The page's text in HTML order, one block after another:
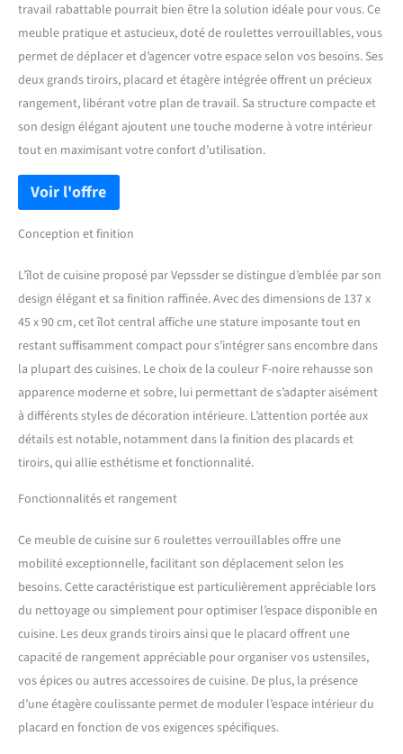
travail rabattable pourrait bien être la solution idéale pour vous. Ce
meuble pratique et astucieux, doté de roulettes verrouillables, vous
permet de déplacer et d’agencer votre espace selon vos besoins. Ses
deux grands tiroirs, placard et étagère intégrée offrent un précieux
rangement, libérant votre plan de travail. Sa structure compacte et
son design élégant ajoutent une touche moderne à votre intérieur
tout en maximisant votre confort d’utilisation.
Conception et finition
L’îlot de cuisine proposé par Vepssder se distingue d’emblée par son
design élégant et sa finition raffinée. Avec des dimensions de 137 x
45 x 90 cm, cet îlot central affiche une stature imposante tout en
restant suffisamment compact pour s’intégrer sans encombre dans
la plupart des cuisines. Le choix de la couleur F-noire rehausse son
apparence moderne et sobre, lui permettant de s’adapter aisément
à différents styles de décoration intérieure. L’attention portée aux
détails est notable, notamment dans la finition des placards et
tiroirs, qui allie esthétisme et fonctionnalité.
Fonctionnalités et rangement
Ce meuble de cuisine sur 6 roulettes verrouillables offre une
mobilité exceptionnelle, facilitant son déplacement selon les
besoins. Cette caractéristique est particulièrement appréciable lors
du nettoyage ou simplement pour optimiser l’espace disponible en
cuisine. Les deux grands tiroirs ainsi que le placard offrent une
capacité de rangement appréciable pour organiser vos ustensiles,
vos épices ou autres accessoires de cuisine. De plus, la présence
d’une étagère coulissante permet de moduler l’espace intérieur du
placard en fonction de vos exigences spécifiques.